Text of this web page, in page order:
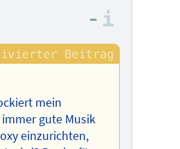
–
mein
gute Musik
einzurichten,